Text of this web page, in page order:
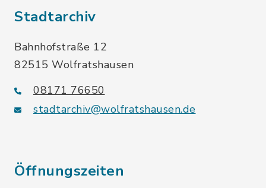
Stadtarchiv
Bahnhofstraße 12
82515 Wolfratshausen
08171 76650
stadtarchiv@wolfratshausen.de
Öffnungszeiten